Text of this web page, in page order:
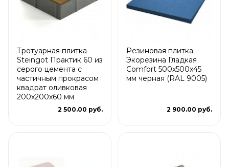
Тротуарная плитка
Steingot Практик 60 из
серого цемента с
частичным прокрасом
квадрат оливковая
200х200х60 мм
2 500.00 руб.
Резиновая плитка
Экорезина Гладкая
Comfort 500x500x45
мм черная (RAL 9005)
2 900.00 руб.